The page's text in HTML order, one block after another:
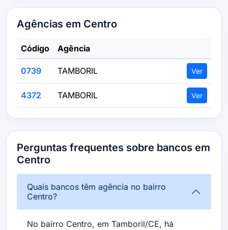
Agências em Centro
Código Agência
0739 TAMBORIL Ver
4372 TAMBORIL Ver
Perguntas frequentes sobre bancos em
Centro
Quais bancos têm agência no bairro
Centro?
No bairro Centro, em Tamboril/CE, há